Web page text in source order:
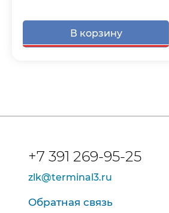
В корзину
+7 391 269-95-25
zlk@terminal3.ru
Обратная связь